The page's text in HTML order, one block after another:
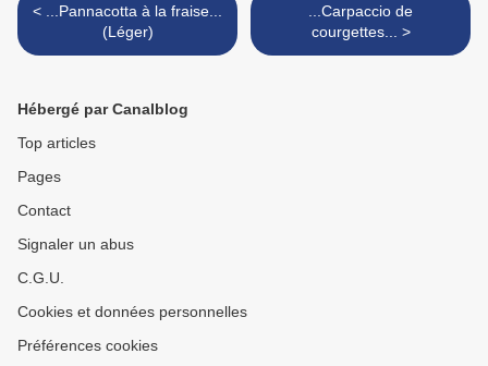
< ...Pannacotta à la fraise...
(Léger)
...Carpaccio de
courgettes... >
Hébergé par Canalblog
Top articles
Pages
Contact
Signaler un abus
C.G.U.
Cookies et données personnelles
Préférences cookies